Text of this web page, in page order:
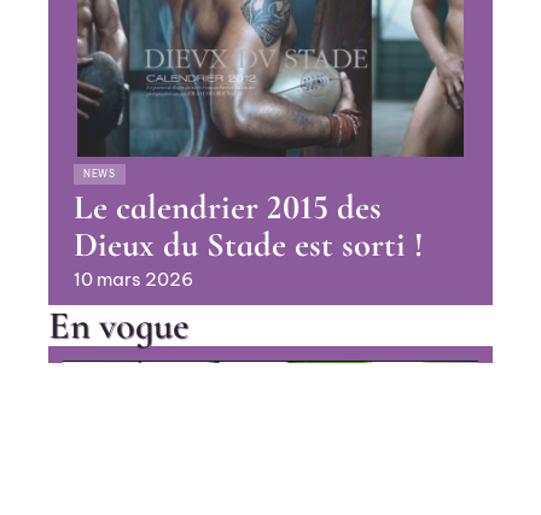
NEWS
Le calendrier 2015 des
Dieux du Stade est sorti !
10 mars 2026
En vogue